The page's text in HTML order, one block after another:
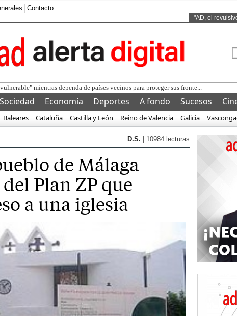
Contacto
"AD, el
mientras dependa de países vecinos para proteger sus fronte...
Sociedad Economía Deportes A fondo Sucesos
Baleares Cataluña Castilla y León Reino de Valencia Galicia
D.S. | 10984 lecturas
de Málaga
Plan ZP que
a una iglesia